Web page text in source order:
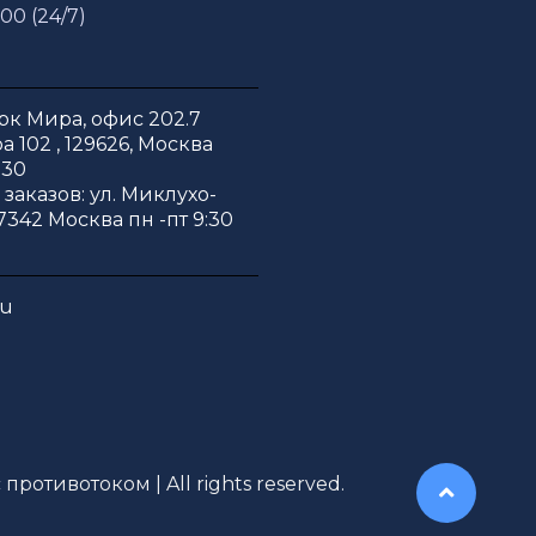
(24/7)
Мира, офис 202.7
102 , 129626, Москва
ул. Миклухо-
Москва пн -пт 9:30
| All rights reserved.